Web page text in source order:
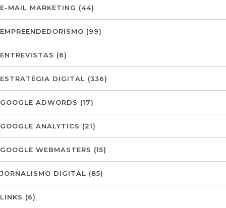
E-MAIL MARKETING (44)
EMPREENDEDORISMO (99)
ENTREVISTAS (6)
ESTRATÉGIA DIGITAL (336)
GOOGLE ADWORDS (17)
GOOGLE ANALYTICS (21)
GOOGLE WEBMASTERS (15)
JORNALISMO DIGITAL (85)
LINKS (6)